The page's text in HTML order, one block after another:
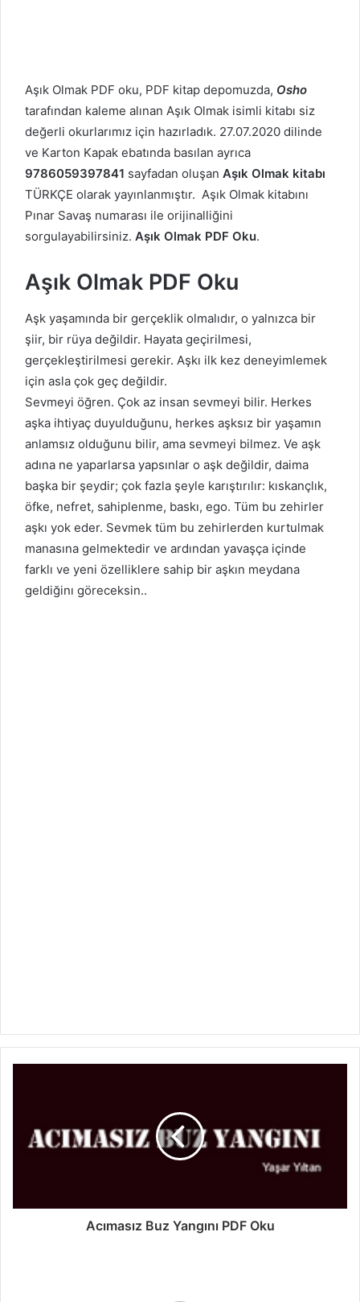
Aşık Olmak PDF oku, PDF kitap depomuzda, Osho
tarafından kaleme alınan Aşık Olmak isimli kitabı siz
değerli okurlarımız için hazırladık. 27.07.2020 dilinde
ve Karton Kapak ebatında basılan ayrıca
9786059397841 sayfadan oluşan Aşık Olmak kitabı
TÜRKÇE olarak yayınlanmıştır. Aşık Olmak kitabını
Pınar Savaş numarası ile orijinalliğini
sorgulayabilirsiniz. Aşık Olmak PDF Oku.
Aşık Olmak PDF Oku
Aşk yaşamında bir gerçeklik olmalıdır, o yalnızca bir
şiir, bir rüya değildir. Hayata geçirilmesi,
gerçekleştirilmesi gerekir. Aşkı ilk kez deneyimlemek
için asla çok geç değildir.
Sevmeyi öğren. Çok az insan sevmeyi bilir. Herkes
aşka ihtiyaç duyulduğunu, herkes aşksız bir yaşamın
anlamsız olduğunu bilir, ama sevmeyi bilmez. Ve aşk
adına ne yaparlarsa yapsınlar o aşk değildir, daima
başka bir şeydir; çok fazla şeyle karıştırılır: kıskançlık,
öfke, nefret, sahiplenme, baskı, ego. Tüm bu zehirler
aşkı yok eder. Sevmek tüm bu zehirlerden kurtulmak
manasına gelmektedir ve ardından yavaşça içinde
farklı ve yeni özelliklere sahip bir aşkın meydana
geldiğinı göreceksin..
Acımasız Buz Yangını PDF Oku